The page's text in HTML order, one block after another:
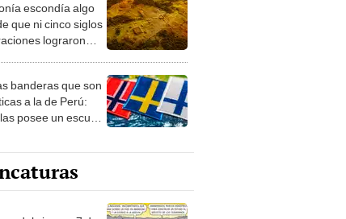
un paisaje con
escondía algo
que ni cinco siglos
lograron
su pasado
banderas que son
a la de Perú:
posee un escudo